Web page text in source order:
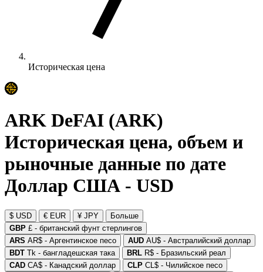
Историческая цена
ARK DeFAI (ARK)
Историческая цена, объем и
рыночные данные по дате
Доллар США - USD
$ USD € EUR ¥ JPY
Больше
GBP £ - британский фунт стерлингов
ARS AR$ - Аргентинское песо AUD AU$ - Австралийский доллар
BDT Tk - бангладешская така BRL R$ - Бразильский реал
CAD CA$ - Канадский доллар CLP CL$ - Чилийское песо